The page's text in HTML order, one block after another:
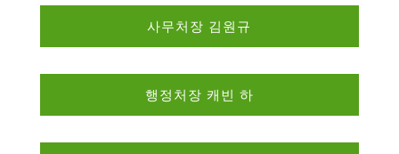
사무처장 김원규
행정처장 캐빈 하